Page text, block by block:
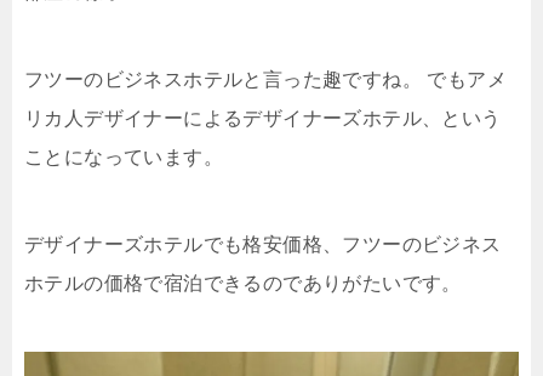
フツーのビジネスホテルと言った趣ですね。 でもアメ
リカ人デザイナーによるデザイナーズホテル、という
ことになっています。
デザイナーズホテルでも格安価格、フツーのビジネス
ホテルの価格で宿泊できるのでありがたいです。